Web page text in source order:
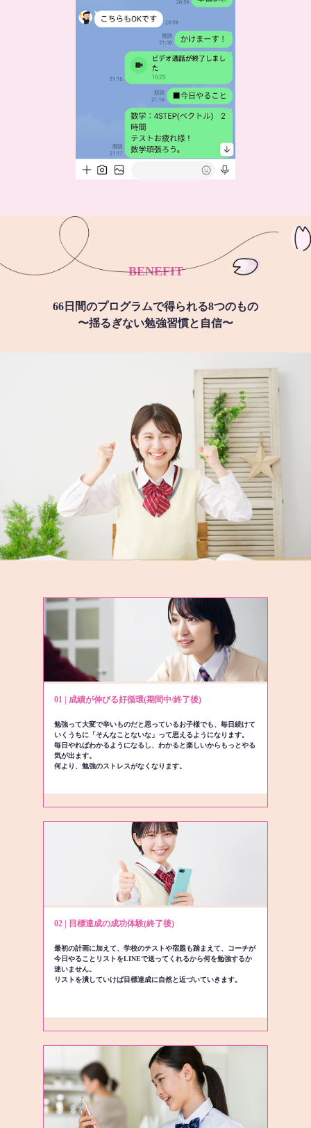
BENEFIT
66日間のプログラムで得られる8つのもの
〜揺るぎない勉強習慣と自信〜
01 | 成績が伸びる好循環(期間中/終了後)
勉強って大変で辛いものだと思っているお子様でも、毎日続けて
いくうちに「そんなことないな」って思えるようになります。
毎日やればわかるようになるし、わかると楽しいからもっとやる
気が出ます。
何より、勉強のストレスがなくなります。
02 | 目標達成の成功体験(終了後)
最初の計画に加えて、学校のテストや宿題も踏まえて、コーチが
今日やることリストをLINEで送ってくれるから何を勉強するか
迷いません。
リストを潰していけば目標達成に自然と近づいていきます。